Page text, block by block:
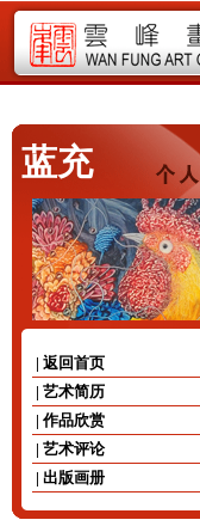
蓝充
| 返回首页
| 艺术简历
| 作品欣赏
| 艺术评论
| 出版画册